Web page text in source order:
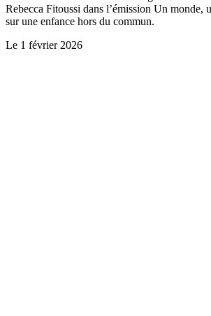
Rebecca Fitoussi dans l’émission Un monde,
sur une enfance hors du commun.
Le 1 février 2026